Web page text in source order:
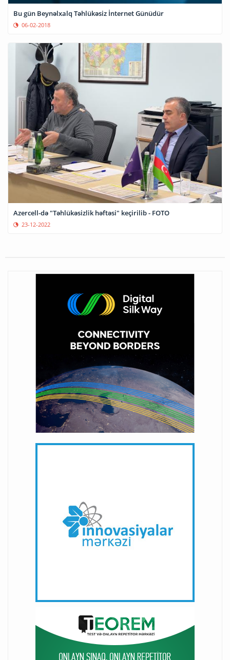
Bu gün Beynəlxalq Təhlükəsiz İnternet Günüdür
06-02-2018
Azercell-də "Təhlükəsizlik həftəsi" keçirilib - FOTO
23-12-2022